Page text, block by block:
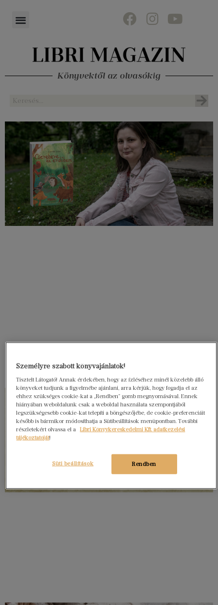
Könyvektől az olvasókig
Személyre szabott könyvajánlatok!
Tisztelt Látogató! Annak érdekében, hogy az ízléséhez minél közelebb álló
könyveket tudjunk a figyelmébe ajánlani, arra kérjük, hogy fogadja el az
ehhez szükséges cookie-kat a „Rendben” gomb megnyomásával. Ennek
hiányában weboldalunk csak a weboldal használata szempontjából
legszükségesebb cookie-kat telepíti a böngészőjébe, de cookie-preferenciáit
később is bármikor módosíthatja a Sütibeállítások menüpontban. További
részletekért olvassa el a
Libri Könyvkereskedelmi Kft. adatkezelési
tájékoztatóját!
Rendben
Süti beállítások